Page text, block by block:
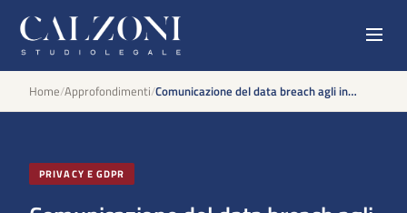
Home/Approfondimenti/ Comunicazione del data breach agli interessati (art. 34)
PRIVACY E GDPR